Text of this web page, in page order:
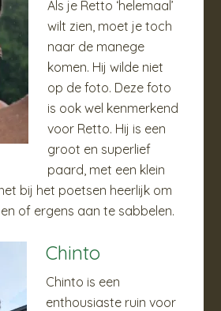
Als je Retto ‘helemaal’
wilt zien, moet je toch
naar de manege
komen. Hij wilde niet
op de foto. Deze foto
is ook wel kenmerkend
voor Retto. Hij is een
groot en superlief
paard, met een klein
bij het poetsen heerlijk om
of ergens aan te sabbelen.
Chinto
Chinto is een
enthousiaste ruin voor